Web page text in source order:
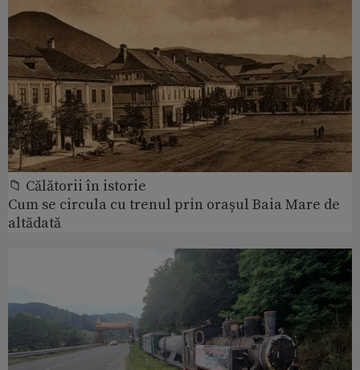
📁 Călătorii în istorie
Cum se circula cu trenul prin orașul Baia Mare de
altădată